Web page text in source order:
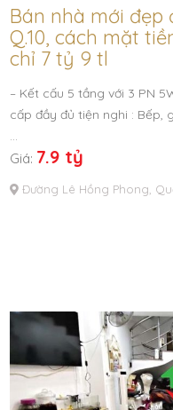
Bán nhà mới đẹp
Q.10, cách mặt
chỉ 7 tỷ 9 tl
– Kết cấu 5 tầng với 3 PN
cấp đầy đủ tiện nghi : Bếp,
…
Giá: 7.9 tỷ
Đường Lê Hồng Phong,